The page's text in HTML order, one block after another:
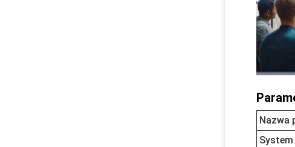
Nazwa